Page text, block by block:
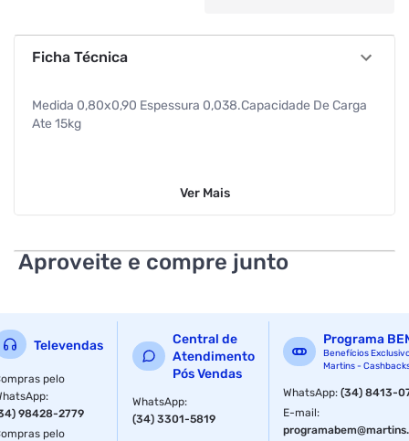
Ficha Técnica
Medida 0,80x0,90 Espessura 0,038.Capacidade De Carga
Ate 15kg
Ver Mais
Aproveite e compre junto
Televendas
pelo
:
98428-2779
pelo
Central de
Atendimento
Pós Vendas
WhatsApp:
(34) 3301-5819
Programa
Benefícios
Martins -
WhatsApp:(34) 8413-
E-mail: